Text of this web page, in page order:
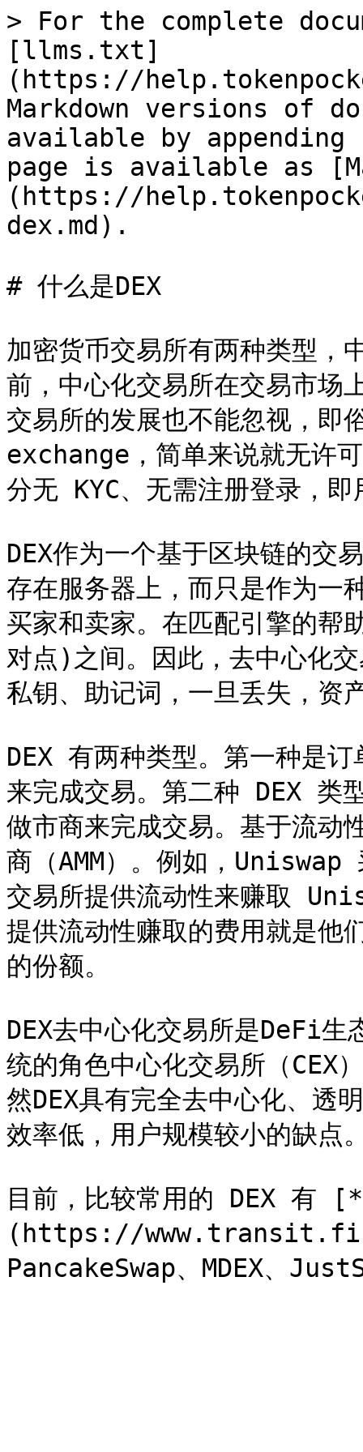
> For the complete
[llms.txt]
(https://
Markdown versions of
available by
page is available as
(https://
dex.md).
# 什么是DEX
加密货币交易所有两种类型，
前，中心化交易所在交易市场
交易所的发展也不能忽视，
exchange，简单来说就无许
分无 KYC、无需注册登录，
DEX作为一个基于区块链的交
存在服务器上，而只是作为一
买家和卖家。在匹配引擎的帮
对点)之间。因此，去中心化
私钥、助记词，一旦丢失，资
DEX 有两种类型。第一种是
来完成交易。第二种 DEX 类
做市商来完成交易。基于流动
商（AMM）。例如，Uniswap
交易所提供流动性来赚取
提供流动性赚取的费用就是
的份额。
DEX去中心化交易所是DeFi
统的角色中心化交易所（CEX
然DEX具有完全去中心化、透
效率低，用户规模较小的缺点
目前，比较常用的 DEX
(https://